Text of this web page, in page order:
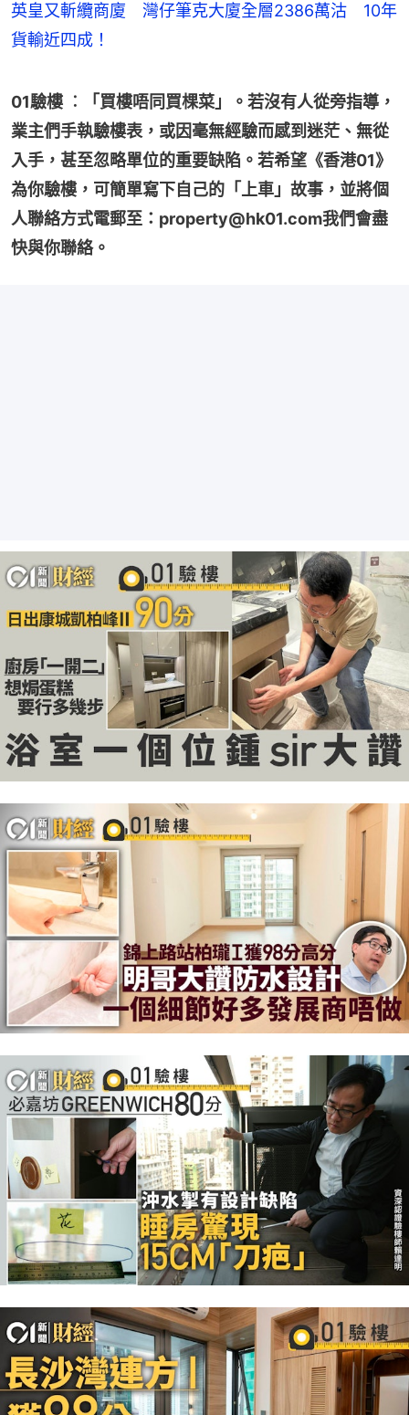
英皇又斬纜商廈 灣仔筆克大廈全層2386萬沽 10年
貨輸近四成！
01驗樓 ︰「買樓唔同買棵菜」。若沒有人從旁指導，
業主們手執驗樓表，或因毫無經驗而感到迷茫、無從
入手，甚至忽略單位的重要缺陷。若希望《香港01》
為你驗樓，可簡單寫下自己的「上車」故事，並將個
人聯絡方式電郵至：property@hk01.com我們會盡
快與你聯絡。